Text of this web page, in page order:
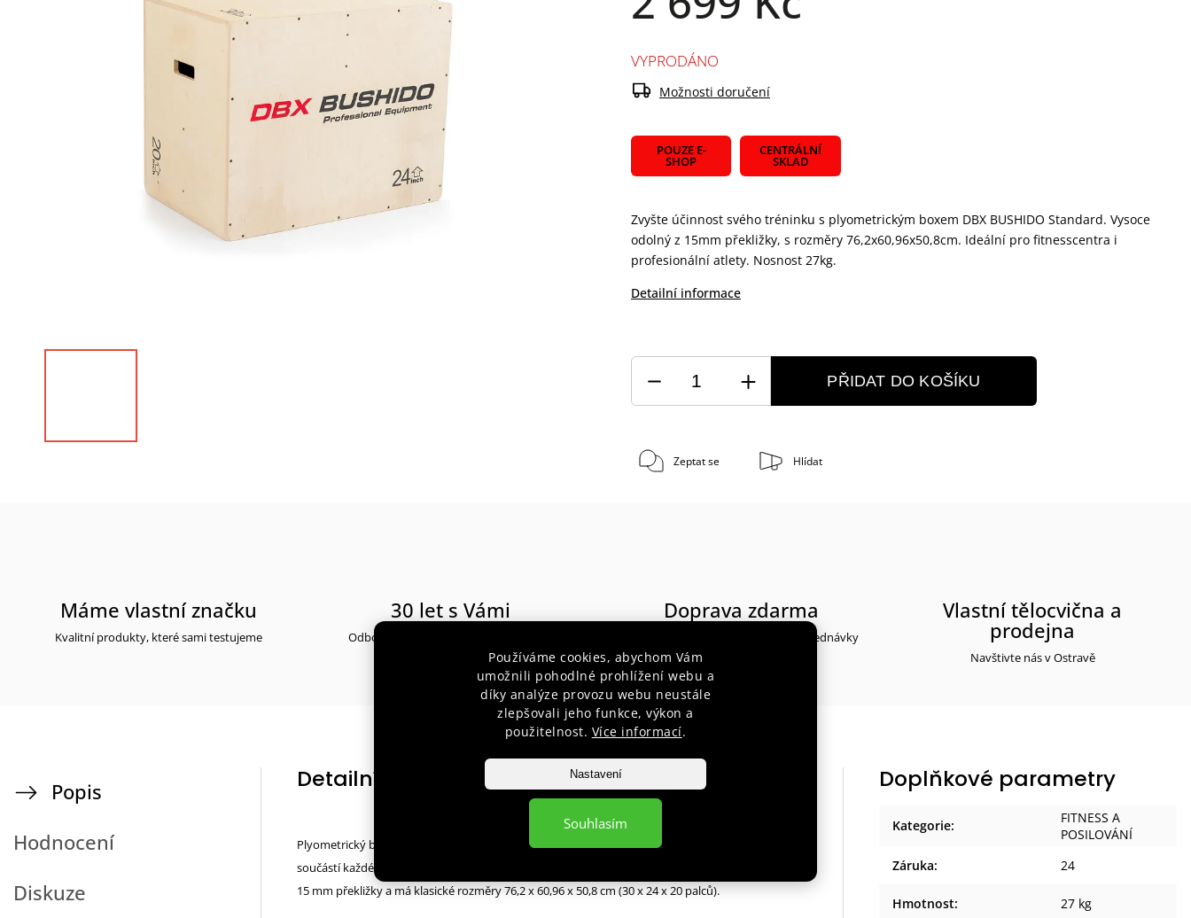
Používáme cookies, abychom Vám
umožnili pohodlné prohlížení webu a
díky analýze provozu webu neustále
zlepšovali jeho funkce, výkon a
použitelnost. Více informací.
Nastavení
Souhlasím
POUZE E-
SHOP
CENTRÁLNÍ
SKLAD
Zvyšte účinnost svého tréninku s plyometrickým boxem DBX BUSHIDO Standard. Vysoce
odolný z 15mm překližky, s rozměry 76,2x60,96x50,8cm. Ideální pro fitnesscentra i
profesionální atlety. Nosnost 27kg.
Detailní informace
VYPRODÁNO
Možnosti doručení
PŘIDAT DO KOŠÍKU
Zeptat se Hlídat
Máme vlastní značku
Kvalitní produkty, které sami testujeme
30 let s Vámi
Odborné poradenství pro začátečníky i
Doprava zdarma
při nákupu nad 1 900 Kč do váhy objednávky
Vlastní tělocvična a
prodejna
Navštivte nás v Ostravě
Popis
Hodnocení
Diskuze
Detailní popis produktu
Plyometrický box DBX BUSHIDO Standard je bedna určena pro kondiční trénink. Box je nedílnou
součástí každého fitnesscentra, pomůckou profesionálních sportovců nebo i atletů. Vyroben je z
15 mm překližky a má klasické rozměry 76,2 x 60,96 x 50,8 cm (30 x 24 x 20 palců).
Doplňkové parametry
Kategorie:
FITNESS A
POSILOVÁNÍ
Záruka: 24
Hmotnost: 27 kg